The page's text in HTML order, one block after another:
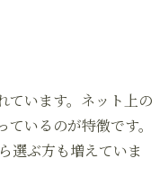
ています。ネット上の
いるのが特徴です。
選ぶ方も増えていま